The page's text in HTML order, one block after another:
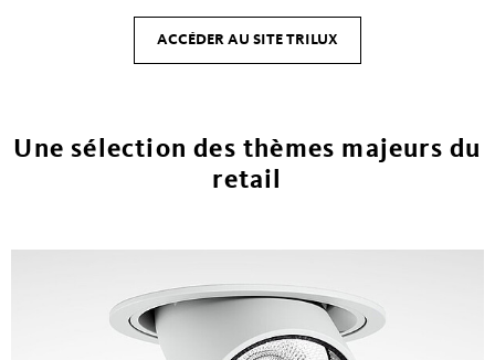
ACCÉDER AU SITE TRILUX
Une sélection des thèmes majeurs du
retail